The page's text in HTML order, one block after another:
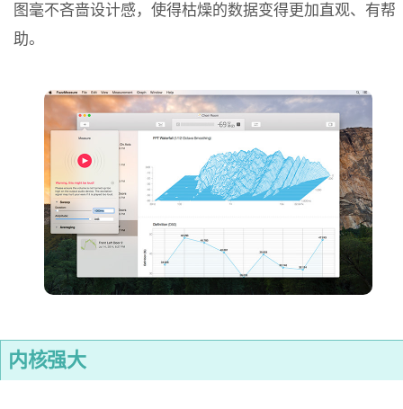
图毫不吝啬设计感，使得枯燥的数据变得更加直观、有帮
助。
内核强大